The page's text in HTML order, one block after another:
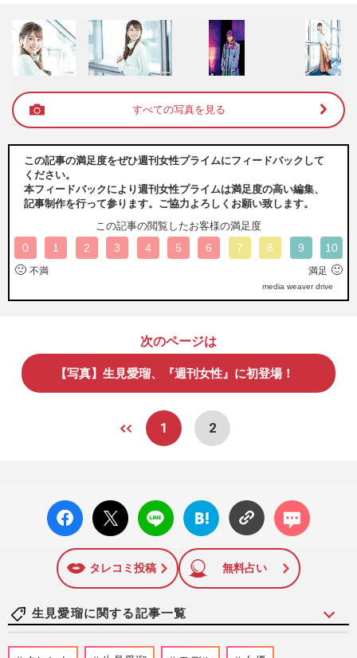
すべての写真を見る
この記事の満足度をぜひ週刊女性プライムにフィードバックして
ください。
本フィードバックにより週刊女性プライムは満足度の高い編集、
記事制作を行って参ります。ご協力よろしくお願い致します。
この記事の閲覧したお客様の満足度
0 1 2 3 4 5 6 7 8 9 10
🙁 不満 満足 🙂
media weaver drive
次のページは
【写真】生見愛瑠、『週刊女性』に初登場！
1 2
facebo
ok い
X ポス
ト
LINE
はてな
ブック
に追加
コメン
ト
タレコミ投稿 無料占い
生見愛瑠に関する記事一覧
“がっかり作品”多数の春ドラマ、記憶喪失